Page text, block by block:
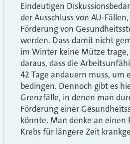
Eindeutigen
der Ausschluss von AU-
Förderung von
werden. Dass damit nicht
im Winter keine Mütze trage,
daraus, dass die
42 Tage andauern muss, um
bedingen. Dennoch gibt es
Grenzfälle, in denen man
Förderung einer
könnte. Man denke an einen
Krebs für längere Zeit